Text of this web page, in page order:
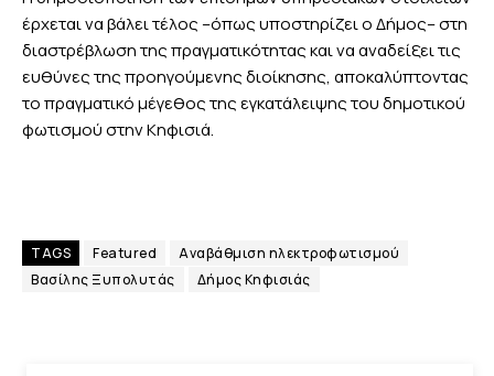
έρχεται να βάλει τέλος –όπως υποστηρίζει ο Δήμος– στη
διαστρέβλωση της πραγματικότητας και να αναδείξει τις
ευθύνες της προηγούμενης διοίκησης, αποκαλύπτοντας
το πραγματικό μέγεθος της εγκατάλειψης του δημοτικού
φωτισμού στην Κηφισιά.
TAGS Featured
Αναβάθμιση ηλεκτροφωτισμού
Βασίλης Ξυπολυτάς
Δήμος Κηφισιάς